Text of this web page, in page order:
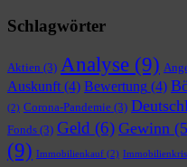
Schlagwörter
Aktien (3) Analyse (9)
Auskunft (4) Bewertung (4)
(2) Corona-Pandemie (3)
Fonds (3) Geld (6) Gewinn
(9) Immobilienkauf (2)